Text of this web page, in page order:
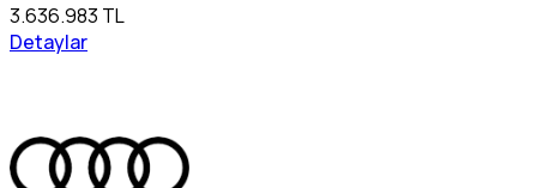
3.636.983 TL
Detaylar